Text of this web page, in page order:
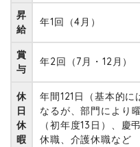
昇
給
年1回（4月）
賞
与
年2回（7月・12月）
休
日
休
暇
年間121日（基本的
なるが、部門により
（初年度13日）、慶
休職、介護休職など